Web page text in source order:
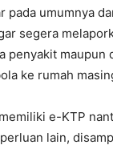
pada umumnya
segera
penyakit maupun
ke rumah
e-KTP
lain,